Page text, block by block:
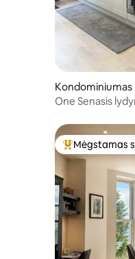
Kondominiumas
One Senasis
Svečių
Mėgstamas